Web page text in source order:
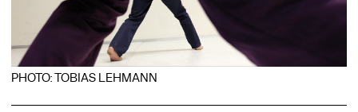
PHOTO: TOBIAS LEHMANN